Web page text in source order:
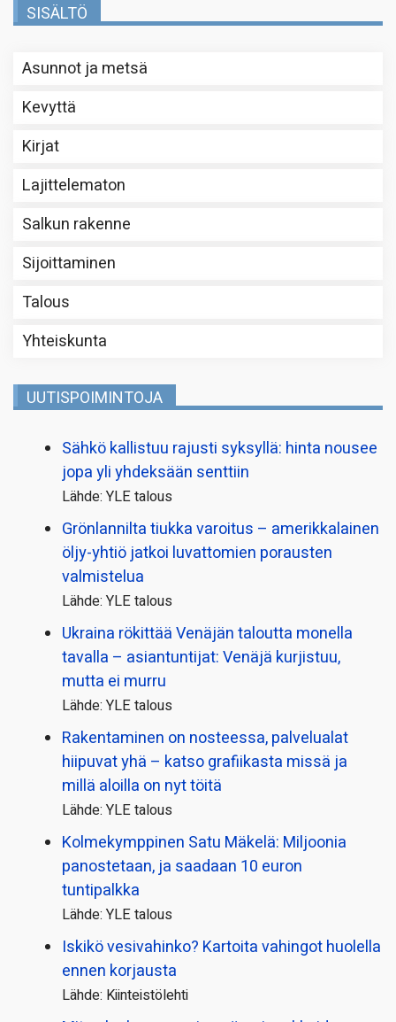
SISÄLTÖ
Asunnot ja metsä
Kevyttä
Kirjat
Lajittelematon
Salkun rakenne
Sijoittaminen
Talous
Yhteiskunta
UUTISPOIMINTOJA
Sähkö kallistuu rajusti syksyllä: hinta nousee
jopa yli yhdeksään senttiin
Lähde: YLE talous
Grönlannilta tiukka varoitus – amerikkalainen
öljy-yhtiö jatkoi luvattomien porausten
valmistelua
Lähde: YLE talous
Ukraina rökittää Venäjän taloutta monella
tavalla – asiantuntijat: Venäjä kurjistuu,
mutta ei murru
Lähde: YLE talous
Rakentaminen on nosteessa, palvelualat
hiipuvat yhä – katso grafiikasta missä ja
millä aloilla on nyt töitä
Lähde: YLE talous
Kolmekymppinen Satu Mäkelä: Miljoonia
panostetaan, ja saadaan 10 euron
tuntipalkka
Lähde: YLE talous
Iskikö vesivahinko? Kartoita vahingot huolella
ennen korjausta
Lähde: Kiinteistölehti